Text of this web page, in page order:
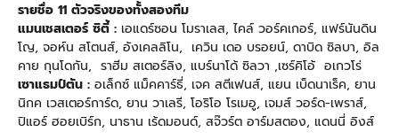
รายชื่อ 11 ตัวจริงของทั้งสองทีม
แมนเชสเตอร์ ซิตี้ : เอแดร์ซอน โมราเลส, ไคล์ วอร์คเกอร์, แฟร์นันดิน
โญ, จอห์น สโตนส์, อังเคลลิโน, เควิน เดอ บรอยน์, ดาบิด ซิลบา, อิล
คาย กุนโดกัน, ราฮีม สเตอร์ลิง, แบร์นาโด้ ซิลวา ,เซร์คิโอ้ อเกวโร่
เซาแธมป์ตัน : อเล็กซ์ แม็คคาร์ธี่, เจค สตีเฟนส์, แยน เบ็ดนาเร็ค, ยาน
นิกค เวสเตอร์การ์ด, ยาน วาเลรี, โอริโอ โรเมอู, เจมส์ วอร์ด-เพราส์,
ปิแอร์ ฮอยเบิร์ก, นาธาน เร้ดมอนด์, สจ๊วร์ต อาร์มสตอง, แดนนี่ อิงส์